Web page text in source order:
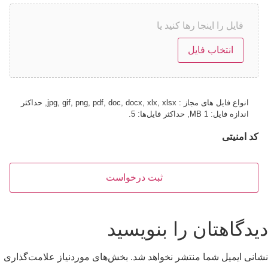
فایل را اینجا رها کنید یا
انتخاب فایل
انواع فایل های مجاز : jpg, gif, png, pdf, doc, docx, xlx, xlsx, حداکثر
اندازه فایل: 1 MB, حداکثر فایل‌ها: 5.
کد امنیتی
دیدگاهتان را بنویسید
نشانی ایمیل شما منتشر نخواهد شد. بخش‌های موردنیاز علامت‌گذاری